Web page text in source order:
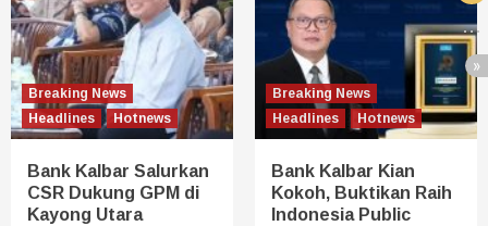
Breaking News
Headlines
Hotnews
Bank Kalbar Salurkan
CSR Dukung GPM di
Kayong Utara
Breaking News
Headlines
Hotnews
Bank Kalbar Kian
Kokoh, Buktikan Raih
Indonesia Public